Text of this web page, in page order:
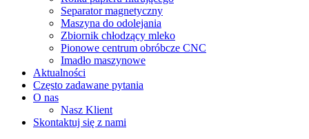
Separator magnetyczny
Maszyna do odolejania
Zbiornik chłodzący mleko
Pionowe centrum obróbcze CNC
Imadło maszynowe
Aktualności
Często zadawane pytania
O nas
Nasz Klient
Skontaktuj się z nami